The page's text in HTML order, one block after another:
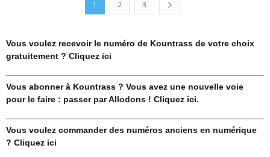
1 2 3
Vous voulez recevoir le numéro de Kountrass de votre choix
gratuitement ? Cliquez ici
Vous abonner à Kountrass ? Vous avez une nouvelle voie
pour le faire : passer par Allodons ! Cliquez ici.
Vous voulez commander des numéros anciens en numérique
? Cliquez ici